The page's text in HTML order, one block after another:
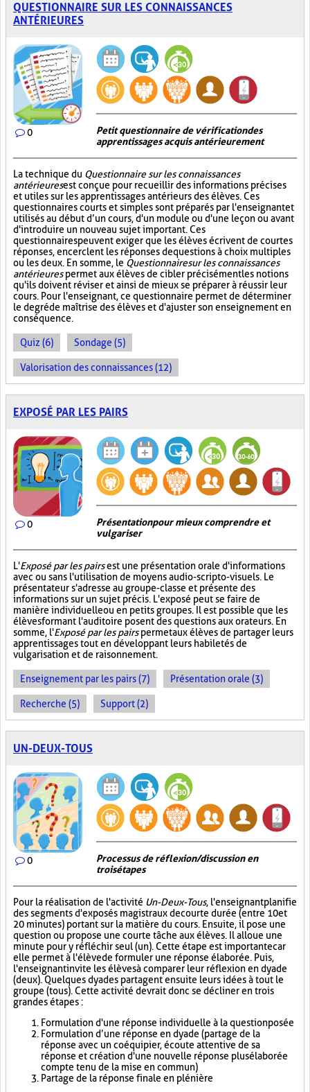
QUESTIONNAIRE SUR LES CONNAISSANCES
ANTÉRIEURES
0
Petit questionnaire de vérification des
apprentissages acquis antérieurement
La technique du Questionnaire sur les connaissances
antérieuresest conçue pour recueillir des informations précises
et utiles sur les apprentissages antérieurs des élèves. Ces
questionnaires courts et simples sont préparés par l'enseignant et
utilisés au début d’un cours, d'un module ou d'une leçon ou avant
d'introduire un nouveau sujet important. Ces
questionnaires peuvent exiger que les élèves écrivent de courtes
réponses, encerclent les réponses de questions à choix multiples
ou les deux. En somme, le Questionnaire sur les connaissances
antérieurespermet aux élèves de cibler précisément les notions
qu'ils doivent réviser et ainsi de mieux se préparer à réussir leur
cours. Pour l'enseignant, ce questionnaire permet de déterminer
le degré de maîtrise des élèves et d'ajuster son enseignement en
conséquence.
Quiz (6) Sondage (5)
Valorisation des connaissances (12)
EXPOSÉ PAR LES PAIRS
0
Présentation pour mieux comprendre et
vulgariser
L'Exposé par les pairsest une présentation orale d'informations
avec ou sans l'utilisation de moyens audio-scripto-visuels. Le
présentateur s'adresse au groupe-classe et présente des
informations sur un sujet précis. L'exposé peut se faire de
manière individuelle ou en petits groupes. Il est possible que les
élèves formant l'auditoire posent des questions aux orateurs. En
somme, l'Exposé par les pairspermet aux élèves de partager leurs
apprentissages tout en développant leurs habiletés de
vulgarisation et de raisonnement.
Enseignement par les pairs (7) Présentation orale (3)
Recherche (5) Support (2)
UN-DEUX-TOUS
0
Processus de réflexion/discussion en
trois étapes
Pour la réalisation de l'activité Un-Deux-Tous, l'enseignant planifie
des segments d'exposés magistraux de courte durée (entre 10 et
20 minutes) portant sur la matière du cours. Ensuite, il pose une
question ou propose une courte tâche aux élèves. Il alloue une
minute pour y réfléchir seul (un). Cette étape est importante car
elle permet à l'élève de formuler une réponse élaborée. Puis,
l'enseignant invite les élèves à comparer leur réflexion en dyade
(deux). Quelques dyades partagent ensuite leurs idées à tout le
groupe (tous). Cette activité devrait donc se décliner en trois
grandes étapes :
Formulation d'une réponse individuelle à la question posée
Formulation d’une réponse en dyade (partage de la
réponse avec un coéquipier, écoute attentive de sa
réponse et création d'une nouvelle réponse plus élaborée
compte tenu de la mise en commun)
Partage de la réponse finale en plénière